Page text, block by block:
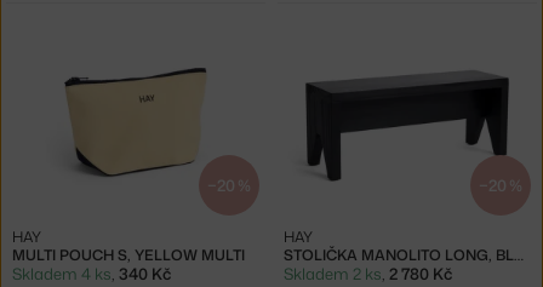
−20 %
MULTI POUCH S, YELLOW MULTI
HAY
Skladem 4 ks, 340 Kč
−20 %
STOLIČKA MANOLITO LONG, BLACK
HAY
Skladem 2 ks, 2 780 Kč